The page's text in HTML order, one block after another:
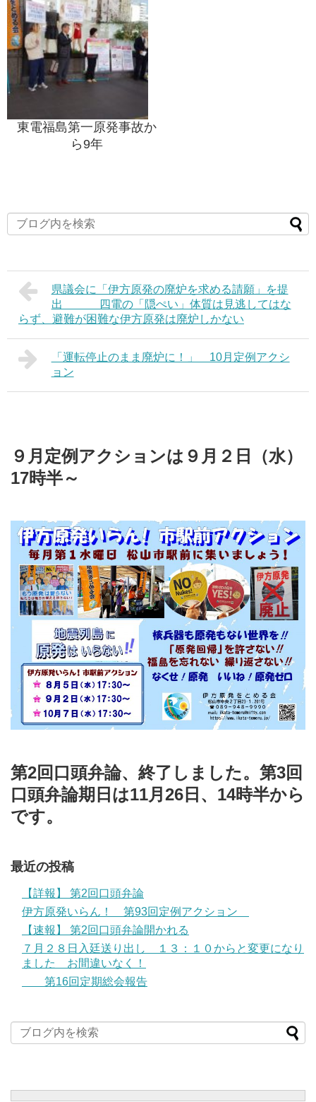
東電福島第一原発事故か
ら9年
県議会に「伊方原発の廃炉を求める請願」を提
出 四電の「隠ぺい」体質は見逃してはな
らず、避難が困難な伊方原発は廃炉しかない
「運転停止のまま廃炉に！」 10月定例アクシ
ョン
９月定例アクションは９月２日（水）
17時半～
第2回口頭弁論、終了しました。第3回
口頭弁論期日は11月26日、14時半から
です。
最近の投稿
【詳報】 第2回口頭弁論
伊方原発いらん！ 第93回定例アクション
【速報】 第2回口頭弁論開かれる
７月２８日入廷送り出し １３：１０からと変更になり
ました お間違いなく！
第16回定期総会報告